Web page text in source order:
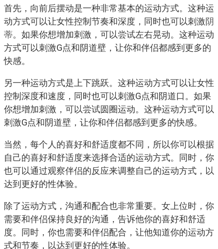
首先，向前后摆动是一种非常基本的运动方式。这种运
动方式可以让女性控制节奏和深度，同时也可以刺激阴
蒂。如果你想增加刺激，可以尝试左右晃动。这种运动
方式可以刺激G点和阴道壁，让你和伴侣都感到更多的
快感。
另一种运动方式是上下跳跃。这种运动方式可以让女性
控制深度和速度，同时也可以刺激G点和阴道口。如果
你想增加刺激，可以尝试圆圈运动。这种运动方式可以
刺激G点和阴道壁，让你和伴侣都感到更多的快感。
当然，每个人的喜好和舒适度都不同，所以你可以根据
自己的喜好和舒适度来选择合适的运动方式。同时，你
也可以通过观察伴侣的反应来调整自己的运动方式，以
达到更好的性体验。
除了运动方式，沟通和配合也非常重要。女上位时，你
需要和伴侣保持良好的沟通，告诉他你的喜好和舒适
度。同时，你也需要和伴侣配合，让他知道你的运动方
式和节奏，以达到更好的性体验。